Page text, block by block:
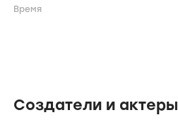
Время
Создатели и актеры